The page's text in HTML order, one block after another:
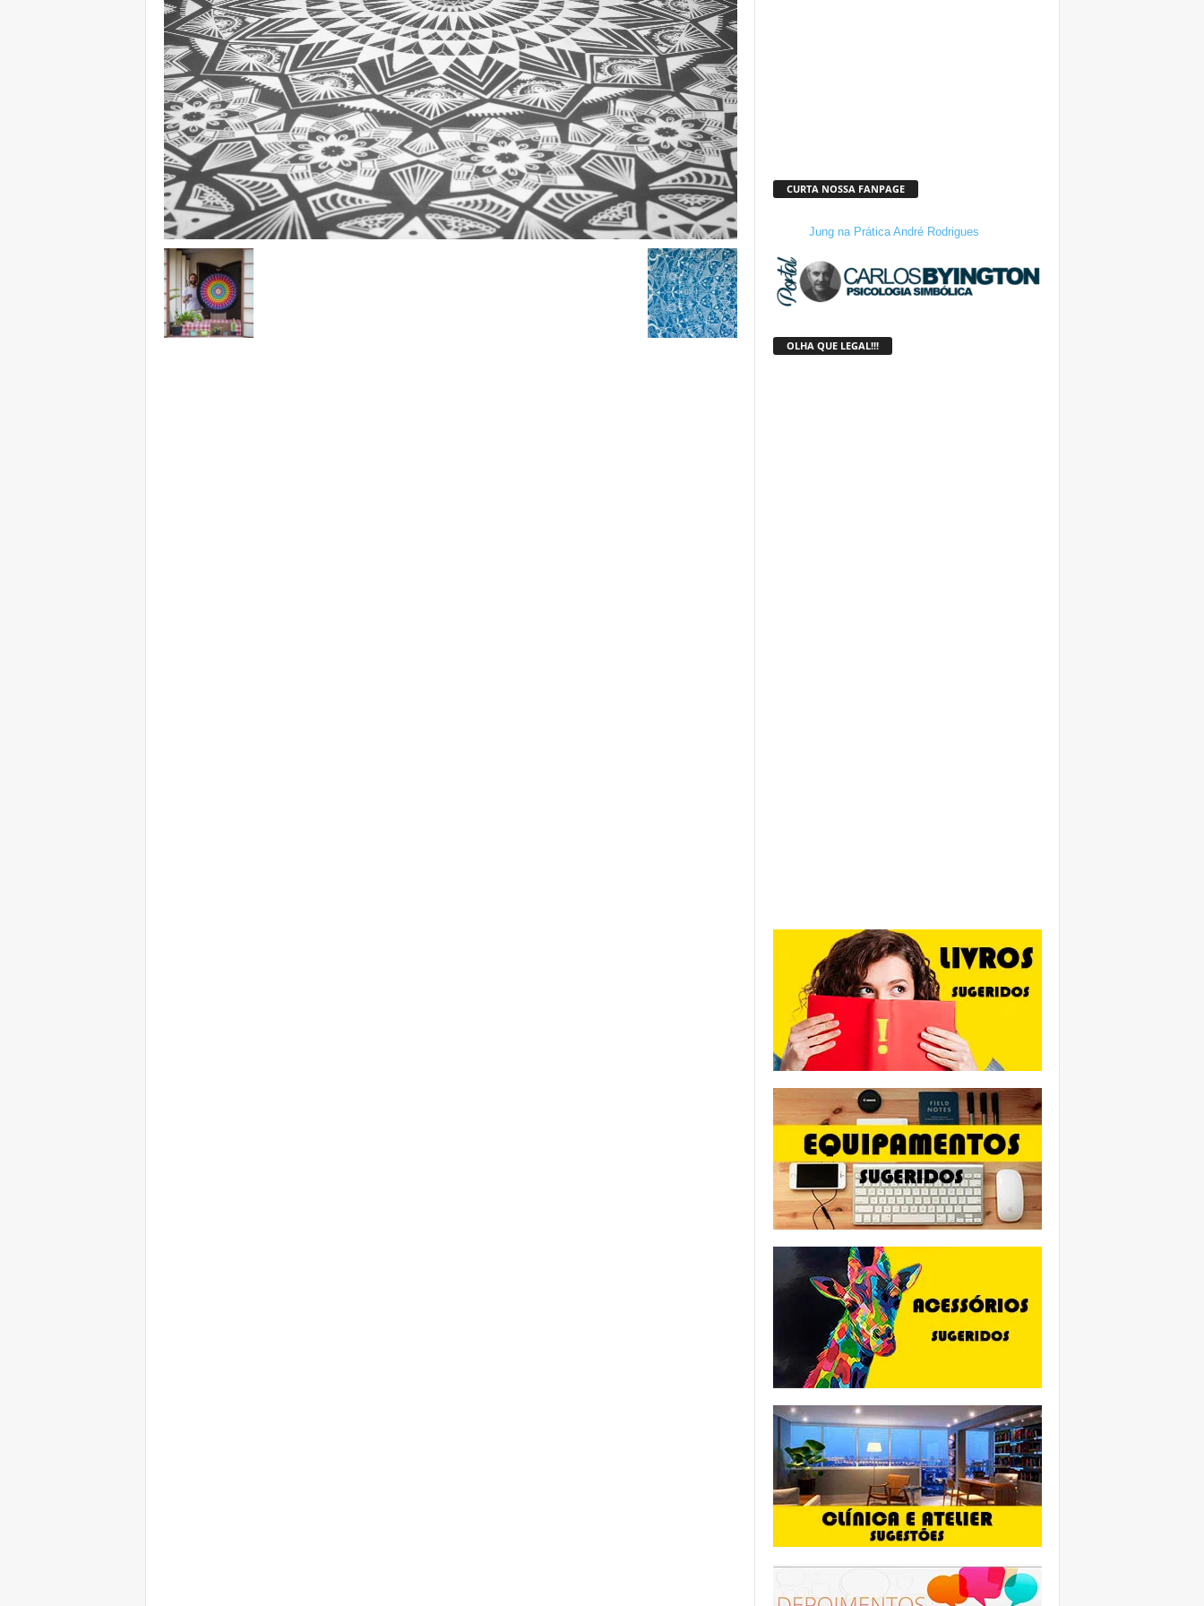
CURTA NOSSA FANPAGE
Jung na Prática André Rodrigues
OLHA QUE LEGAL!!!